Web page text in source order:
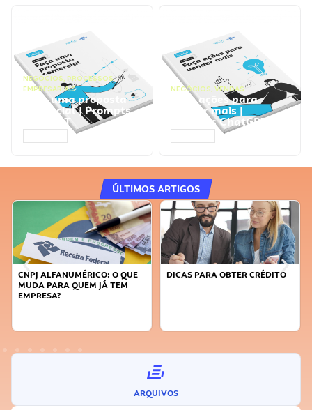
NEGÓCIOS, PROCESSOS
EMPRESARIAIS
Faça uma proposta
comercial | Prompts
ChatGPT
NEGÓCIOS, VENDAS
Faça ações para
vender mais |
Prompts ChatGPT
ÚLTIMOS ARTIGOS
CNPJ ALFANUMÉRICO: O QUE
MUDA PARA QUEM JÁ TEM
EMPRESA?
DICAS PARA OBTER CRÉDITO
ARQUIVOS